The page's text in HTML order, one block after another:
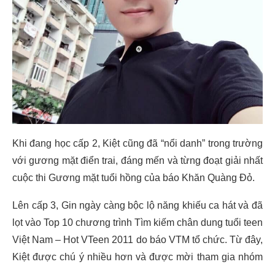
Khi đang học cấp 2, Kiệt cũng đã “nổi danh” trong trường
với gương mặt điển trai, đáng mến và từng đoạt giải nhất
cuộc thi Gương mặt tuổi hồng của báo Khăn Quàng Đỏ.
Lên cấp 3, Gin ngày càng bộc lộ năng khiếu ca hát và đã
lọt vào Top 10 chương trình Tìm kiếm chân dung tuổi teen
Việt Nam – Hot VTeen 2011 do báo VTM tổ chức. Từ đây,
Kiệt được chú ý nhiều hơn và được mời tham gia nhóm